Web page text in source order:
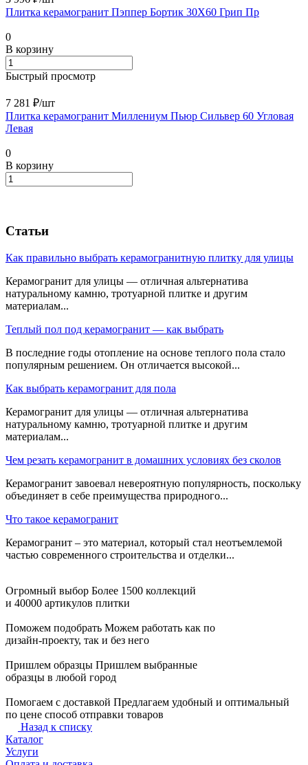
Плитка керамогранит Пэппер Бортик 30X60 Грип Пр
0
В корзину
Быстрый просмотр
7 281 ₽/шт
Плитка керамогранит Миллениум Пьюр Сильвер 60 Угловая
Левая
0
В корзину
Статьи
Как правильно выбрать керамогранитную плитку для улицы
Керамогранит для улицы — отличная альтернатива
натуральному камню, тротуарной плитке и другим
материалам...
Теплый пол под керамогранит — как выбрать
В последние годы отопление на основе теплого пола стало
популярным решением. Он отличается высокой...
Как выбрать керамогранит для пола
Керамогранит для улицы — отличная альтернатива
натуральному камню, тротуарной плитке и другим
материалам...
Чем резать керамогранит в домашних условиях без сколов
Керамогранит завоевал невероятную популярность, поскольку
объединяет в себе преимущества природного...
Что такое керамогранит
Керамогранит – это материал, который стал неотъемлемой
частью современного строительства и отделки...
Огромный выбор Более 1500 коллекций
и 40000 артикулов плитки
Поможем подобрать Можем работать как по
дизайн-проекту, так и без него
Пришлем образцы Пришлем выбранные
образцы в любой город
Помогаем с доставкой Предлагаем удобный и оптимальный
по цене способ отправки товаров
Назад к списку
Каталог
Услуги